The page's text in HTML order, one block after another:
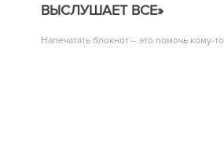
ВЫСЛУШАЕТ ВСЕ»
Напечатать блокнот – это помочь кому-то